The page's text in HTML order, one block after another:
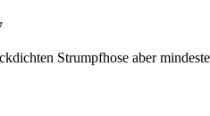
Strumpfhose aber